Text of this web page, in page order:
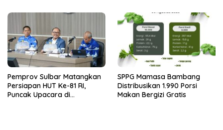
Pemprov Sulbar Matangkan
Persiapan HUT Ke-81 RI,
Puncak Upacara di
SPPG Mamasa Bambang
Distribusikan 1.990 Porsi
Makan Bergizi Gratis